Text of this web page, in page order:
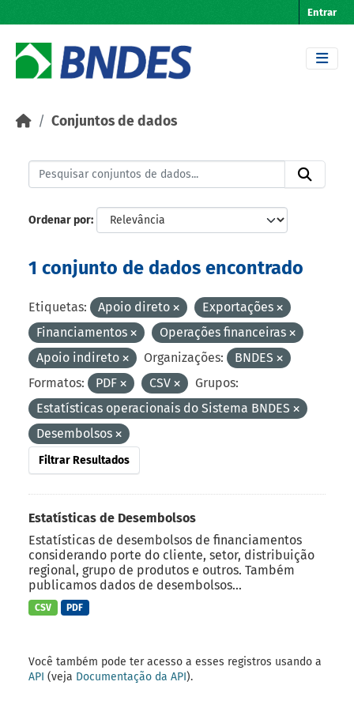
Entrar
Conjuntos de dados
Ordenar por
1 conjunto de dados encontrado
Etiquetas: Apoio direto
Exportações
Financiamentos
Operações financeiras
Apoio indireto
Organizações:
BNDES
Formatos:
PDF CSV
Grupos:
Estatísticas operacionais do Sistema BNDES
Desembolsos
Filtrar Resultados
Estatísticas de Desembolsos
Estatísticas de desembolsos de financiamentos
considerando porte do cliente, setor, distribuição
regional, grupo de produtos e outros. Também
publicamos dados de desembolsos...
CSV PDF
Você também pode ter acesso a esses registros usando a
API (veja Documentação da API).